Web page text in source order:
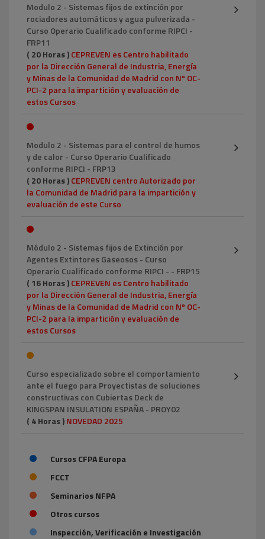
Modulo 2 - Sistemas fijos de extinción por
rociadores automáticos y agua pulverizada -
Curso Operario Cualificado conforme RIPCI -
FRP11
( 20 Horas )CEPREVEN es Centro habilitado
por la Dirección General de Industria, Energía
y Minas de la Comunidad de Madrid con Nº OC-
PCI-2 para la impartición y evaluación de
estos Cursos
Modulo 2 - Sistemas para el control de humos
y de calor - Curso Operario Cualificado
conforme RIPCI - FRP13
( 20 Horas )CEPREVEN centro Autorizado por
la Comunidad de Madrid para la impartición y
evaluación de este Curso
Módulo 2 - Sistemas fijos de Extinción por
Agentes Extintores Gaseosos - Curso
Operario Cualificado conforme RIPCI - - FRP15
( 16 Horas )CEPREVEN es Centro habilitado
por la Dirección General de Industria, Energía
y Minas de la Comunidad de Madrid con Nº OC-
PCI-2 para la impartición y evaluación de
estos Cursos
Curso especializado sobre el comportamiento
ante el fuego para Proyectistas de soluciones
constructivas con Cubiertas Deck de
KINGSPAN INSULATION ESPAÑA - PROY02
( 4 Horas )NOVEDAD 2025
Cursos CFPA Europa
FCCT
Seminarios NFPA
Otros cursos
Inspección, Verificación e Investigación